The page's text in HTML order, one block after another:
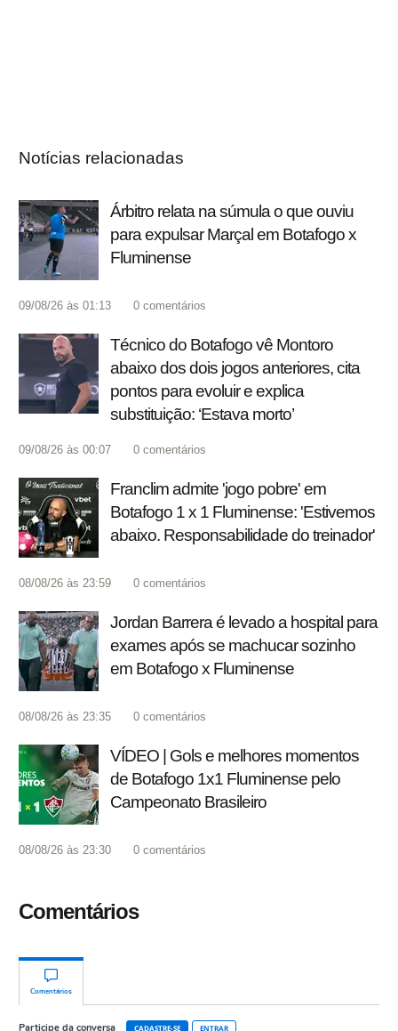
Notícias relacionadas
Árbitro relata na súmula o que ouviu
para expulsar Marçal em Botafogo x
Fluminense
09/08/26 às 01:13 0 comentários
Técnico do Botafogo vê Montoro
abaixo dos dois jogos anteriores, cita
pontos para evoluir e explica
substituição: ‘Estava morto’
09/08/26 às 00:07 0 comentários
Franclim admite 'jogo pobre' em
Botafogo 1 x 1 Fluminense: 'Estivemos
abaixo. Responsabilidade do treinador'
08/08/26 às 23:59 0 comentários
Jordan Barrera é levado a hospital para
exames após se machucar sozinho
em Botafogo x Fluminense
08/08/26 às 23:35 0 comentários
VÍDEO | Gols e melhores momentos
de Botafogo 1x1 Fluminense pelo
Campeonato Brasileiro
08/08/26 às 23:30 0 comentários
Comentários